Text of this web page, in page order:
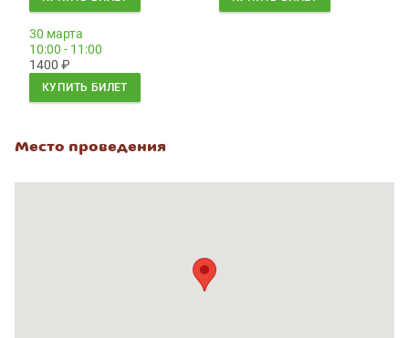
30 марта
10:00 - 11:00
1400 ₽
КУПИТЬ БИЛЕТ
Место проведения